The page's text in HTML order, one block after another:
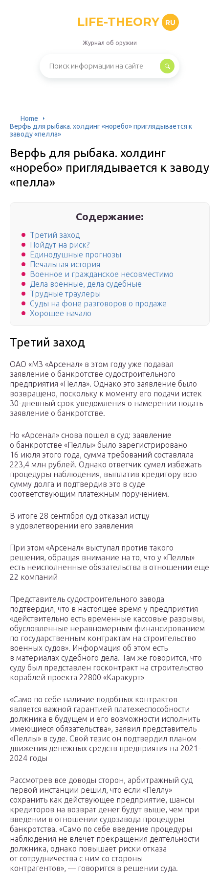
LIFE-THEORY RU
Журнал об оружии
Home
Верфь для рыбака. холдинг «норебо» приглядывается к
заводу «пелла»
Верфь для рыбака. холдинг
«норебо» приглядывается к заводу
«пелла»
Содержание:
Третий заход
Пойдут на риск?
Единодушные прогнозы
Печальная история
Военное и гражданское несовместимо
Дела военные, дела судебные
Трудные траулеры
Суды на фоне разговоров о продаже
Хорошее начало
Третий заход
ОАО «МЗ «Арсенал» в этом году уже подавал
заявление о банкротстве судостроительного
предприятия «Пелла». Однако это заявление было
возвращено, поскольку к моменту его подачи истек
30-дневный срок уведомления о намерении подать
заявление о банкротстве.
Но «Арсенал» снова пошел в суд: заявление
о банкротстве «Пеллы» было зарегистрировано
16 июля этого года, сумма требований составляла
223,4 млн рублей. Однако ответчик сумел избежать
процедуры наблюдения, выплатив кредитору всю
сумму долга и подтвердив это в суде
соответствующим платежным поручением.
В итоге 28 сентября суд отказал истцу
в удовлетворении его заявления
При этом «Арсенал» выступал против такого
решения, обращая внимание на то, что у «Пеллы»
есть неисполненные обязательства в отношении еще
22 компаний
Представитель судостроительного завода
подтвердил, что в настоящее время у предприятия
«действительно есть временные кассовые разрывы,
обусловленные неравномерным финансированием
по государственным контрактам на строительство
военных судов». Информация об этом есть
в материалах судебного дела. Там же говорится, что
суду был представлен госконтракт на строительство
кораблей проекта 22800 «Каракурт»
«Само по себе наличие подобных контрактов
является важной гарантией платежеспособности
должника в будущем и его возможности исполнить
имеющиеся обязательства», заявил представитель
«Пеллы» в суде. Свой тезис он подтвердил планом
движения денежных средств предприятия на 2021-
2024 годы
Рассмотрев все доводы сторон, арбитражный суд
первой инстанции решил, что если «Пеллу»
сохранить как действующее предприятие, шансы
кредиторов на возврат денег будут выше, чем при
введении в отношении судозавода процедуры
банкротства. «Само по себе введение процедуры
наблюдения не влечет прекращения деятельности
должника, однако повышает риски отказа
от сотрудничества с ним со стороны
контрагентов», — говорится в решении суда.